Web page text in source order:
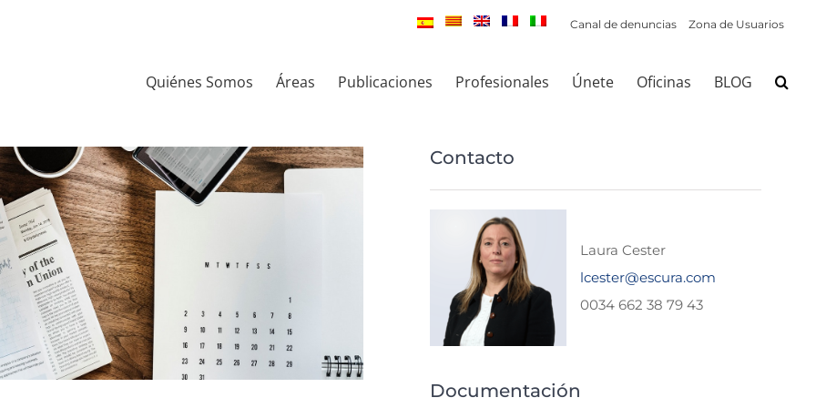
Canal de denuncias Zona de Usuarios
Quiénes Somos Áreas Publicaciones Profesionales Únete Oficinas BLOG
Contacto
Laura Cester
lcester@escura.com
0034 662 38 79 43
Documentación